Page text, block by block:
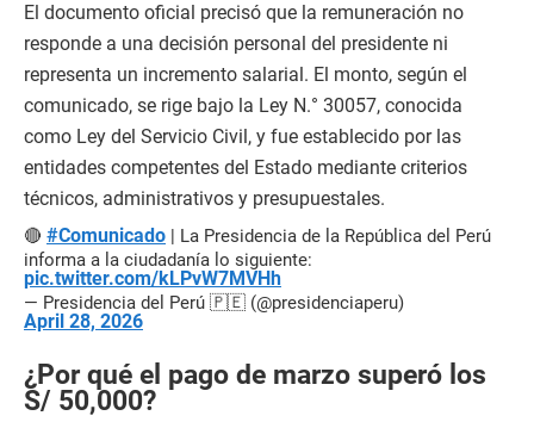
El documento oficial precisó que la remuneración no
responde a una decisión personal del presidente ni
representa un incremento salarial. El monto, según el
comunicado, se rige bajo la Ley N.° 30057, conocida
como Ley del Servicio Civil, y fue establecido por las
entidades competentes del Estado mediante criterios
técnicos, administrativos y presupuestales.
🔴 #Comunicado | La Presidencia de la República del Perú
informa a la ciudadanía lo siguiente:
pic.twitter.com/kLPvW7MVHh
— Presidencia del Perú 🇵🇪 (@presidenciaperu)
April 28, 2026
¿Por qué el pago de marzo superó los
S/ 50,000?